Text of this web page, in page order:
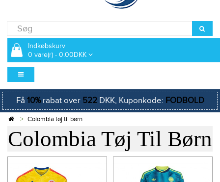
Indkøbskurv
0 vare(r) - 0.00DKK
Få 10%rabat over 522DKK, Kuponkode: FODBOLD
Colombia tøj til børn
Colombia Tøj Til Børn